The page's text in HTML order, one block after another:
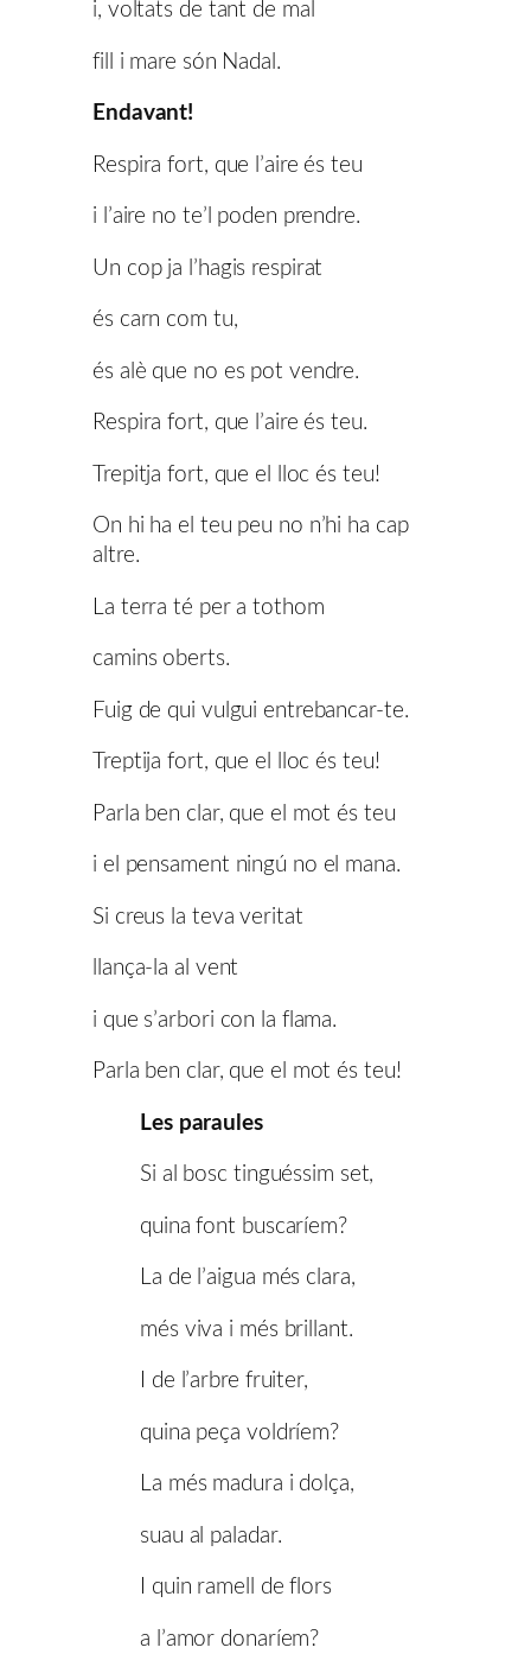
i, voltats de tant de mal
fill i mare són Nadal.
Endavant!
Respira fort, que l’aire és teu
i l’aire no te’l poden prendre.
Un cop ja l’hagis respirat
és carn com tu,
és alè que no es pot vendre.
Respira fort, que l’aire és teu.
Trepitja fort, que el lloc és teu!
On hi ha el teu peu no n’hi ha cap
altre.
La terra té per a tothom
camins oberts.
Fuig de qui vulgui entrebancar-te.
Treptija fort, que el lloc és teu!
Parla ben clar, que el mot és teu
i el pensament ningú no el mana.
Si creus la teva veritat
llança-la al vent
i que s’arbori con la flama.
Parla ben clar, que el mot és teu!
Les paraules
Si al bosc tinguéssim set,
quina font buscaríem?
La de l’aigua més clara,
més viva i més brillant.
I de l’arbre fruiter,
quina peça voldríem?
La més madura i dolça,
suau al paladar.
I quin ramell de flors
a l’amor donaríem?